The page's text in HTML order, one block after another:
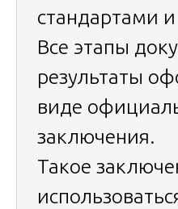
стандартами
Все этапы
результаты
виде
заключения.
Такое